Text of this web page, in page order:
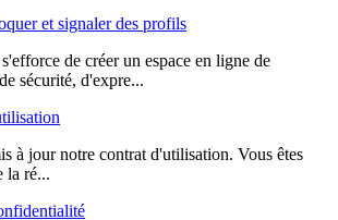
et signaler des profils
de créer un espace en ligne de
sécurité, d'expre...
à jour notre contrat d'utilisation. Vous êtes
la ré...